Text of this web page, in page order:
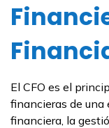
El CFO es el
financieras de una
financiera, la